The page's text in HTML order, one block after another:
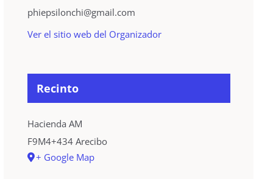
phiepsilonchi@gmail.com
Ver el sitio web del Organizador
Recinto
Hacienda AM
F9M4+434 Arecibo
+ Google Map